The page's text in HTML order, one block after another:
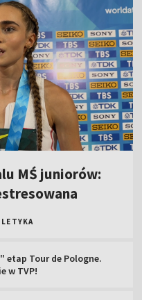
MŚ juniorów:
etap Tour de Pologne.
w TVP!